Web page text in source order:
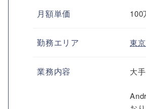
月額単価 100
勤務エリア 東
業務内容 大